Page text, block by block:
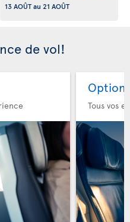
13 AOÛTau 21 AOÛT
de vol!
Option
Tous vos